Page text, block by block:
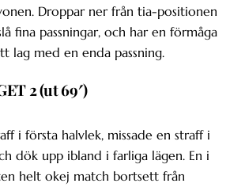
Droppar ner från tia-positionen
fina passningar, och har en förmåga
lag med en enda passning.
2 (ut 69′)
i första halvlek, missade en straff i
dök upp ibland i farliga lägen. En i
helt okej match bortsett från